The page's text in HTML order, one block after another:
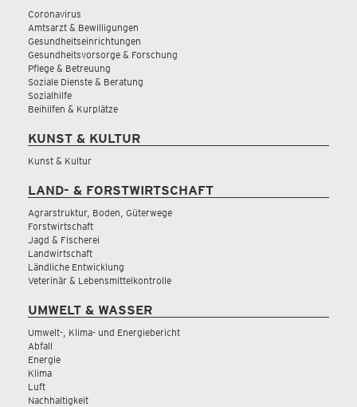
Coronavirus
Amtsarzt & Bewilligungen
Gesundheitseinrichtungen
Gesundheitsvorsorge & Forschung
Pflege & Betreuung
Soziale Dienste & Beratung
Sozialhilfe
Beihilfen & Kurplätze
KUNST & KULTUR
Kunst & Kultur
LAND- & FORSTWIRTSCHAFT
Agrarstruktur, Boden, Güterwege
Forstwirtschaft
Jagd & Fischerei
Landwirtschaft
Ländliche Entwicklung
Veterinär & Lebensmittelkontrolle
UMWELT & WASSER
Umwelt-, Klima- und Energiebericht
Abfall
Energie
Klima
Luft
Nachhaltigkeit